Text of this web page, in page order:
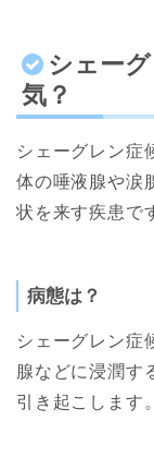
シェー
気？
シェーグレン症
体の唾液腺や涙
状を来す疾患で
病態は？
シェーグレン症
腺などに浸潤す
引き起こします。